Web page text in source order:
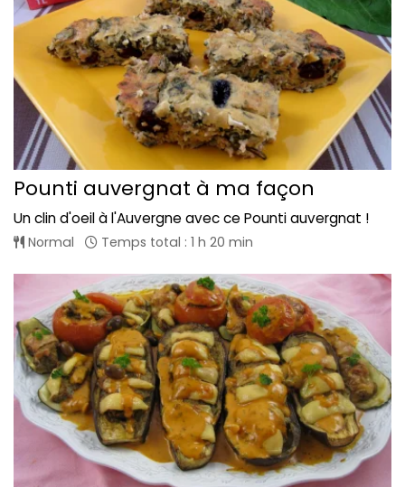
Pounti auvergnat à ma façon
Un clin d'oeil à l'Auvergne avec ce Pounti auvergnat !
Normal Temps total : 1 h 20 min